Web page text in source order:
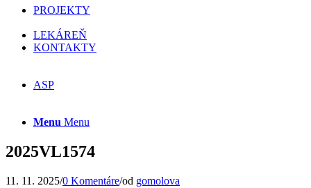
PROJEKTY
LEKÁREŇ
KONTAKTY
ASP
Menu Menu
2025VL1574
11. 11. 2025/0 Komentáre/od gomolova